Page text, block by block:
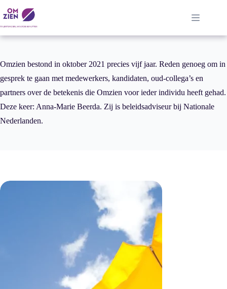
naar
de
Omzien bestond in oktober 2021 precies vijf jaar. Reden genoeg om in
gesprek te gaan met medewerkers, kandidaten, oud-collega’s en
partners over de betekenis die Omzien voor ieder individu heeft gehad.
Deze keer: Anna-Marie Beerda. Zij is beleidsadviseur bij Nationale
Nederlanden.